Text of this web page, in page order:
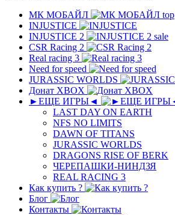
МК MОБAЙЛ
top
INJUSTICE
INJUSTICE 2
sale
CSR Racing 2
Real racing 3
Need for speed
JURASSIC WORLDS
Донат XBOX
►ЕЩЕ ИГРЫ◄
LAST DAY ON EARTH
NFS NO LIMITS
DAWN OF TITANS
JURASSIC WORLDS
DRAGONS RISE OF BERK
ЧЕРЕПАШКИ-НИНДЗЯ
REAL RACING 3
Как купить ?
Блог
Контакты